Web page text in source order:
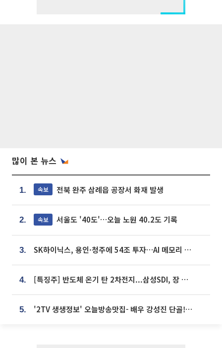
많이 본 뉴스
1. 속보 전북 완주 삼례읍 공장서 화재 발생
2. 속보 서울도 '40도'…오늘 노원 40.2도 기록
3. SK하이닉스, 용인·청주에 54조 투자…AI 메모리 생산기지 키운다
4. [특징주] 반도체 온기 탄 2차전지...삼성SDI, 장 초반 7% 넘게 껑충
5. '2TV 생생정보' 오늘방송맛집- 배우 강성진 단골! 쌀국수ㆍ푸팟퐁 커리 맛집 '블○○○'